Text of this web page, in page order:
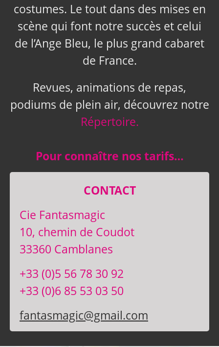
costumes. Le tout dans des mises en
scène qui font notre succès et celui
de l’Ange Bleu, le plus grand cabaret
de France.
Revues, animations de repas,
podiums de plein air, découvrez notre
Répertoire.
Pour connaître nos tarifs…
CONTACT
Cie Fantasmagic
10, chemin de Coudot
33360 Camblanes
+33 (0)5 56 78 30 92
+33 (0)6 85 53 03 50
fantasmagic@gmail.com